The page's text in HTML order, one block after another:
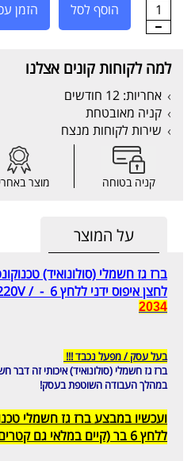
1 הוסף לסל הזמן
למה לקוחות קונים אצלנו
אחריות: 12 חודשים
קניה מאובטחת
שירות לקוחות מנצח
קניה בטוחה מוצר
על המוצר
לחצן איפוס ידני ללחץ 6 - / 12V / 24V / 220V
2034
בעל עסק / מפעל נכבד !!!
ברז גז חשמלי (סולונואיד) איכותי זה דבר
במהלך העבודה השוטפת בעסק!
ללחץ 6 בר (קיים במלאי גם קטרים 1/2" ו- 1")